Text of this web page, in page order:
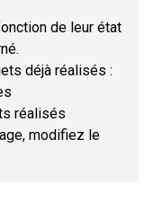
de leur état
déjà réalisés :
réalisés
modifiez le